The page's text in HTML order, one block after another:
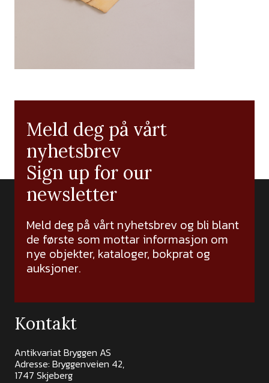
Meld deg på vårt
nyhetsbrev
Sign up for our
newsletter
Meld deg på vårt nyhetsbrev og bli blant
de første som mottar informasjon om
nye objekter, kataloger, bokprat og
auksjoner.
Kontakt
Antikvariat Bryggen AS
Adresse: Bryggenveien 42,
1747 Skjeberg